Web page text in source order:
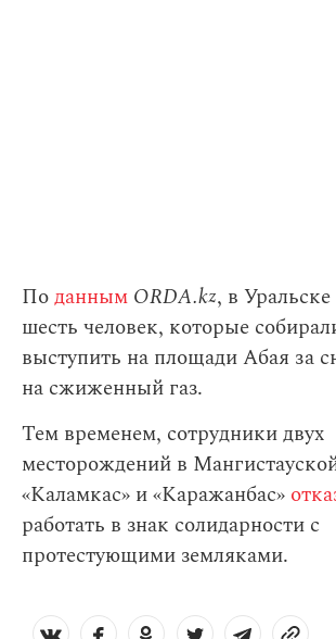
Поданным ORDA.kz, в
шесть человек, которые
выступить на площади Абая за
на сжиженный газ.
Тем временем, сотрудники двух
месторождений в
«Каламкас» и «Каражанбас»
работать в знак солидарности с
протестующими земляками.